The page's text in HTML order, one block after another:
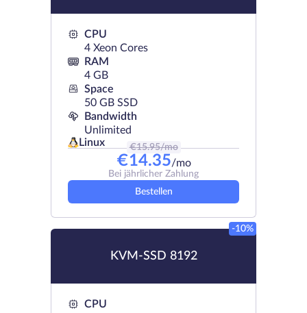
CPU
4 Xeon Cores
RAM
4 GB
Space
50 GB SSD
Bandwidth
Unlimited
Linux
€15.95/mo
€14.35/mo
Bei jährlicher Zahlung
Bestellen
KVM-SSD 8192
-10%
CPU